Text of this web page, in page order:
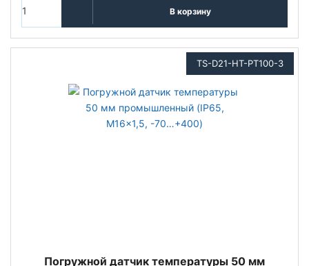
В корзину
TS-D21-HT-PT100-3
Погружной датчик температуры 50 мм